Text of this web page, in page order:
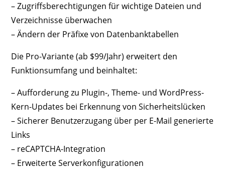
– Zugriffsberechtigungen für wichtige Dateien und
Verzeichnisse überwachen
– Ändern der Präfixe von Datenbanktabellen
Die Pro-Variante (ab $99/Jahr) erweitert den
Funktionsumfang und beinhaltet:
– Aufforderung zu Plugin-, Theme- und WordPress-
Kern-Updates bei Erkennung von Sicherheitslücken
– Sicherer Benutzerzugang über per E-Mail generierte
Links
– reCAPTCHA-Integration
– Erweiterte Serverkonfigurationen